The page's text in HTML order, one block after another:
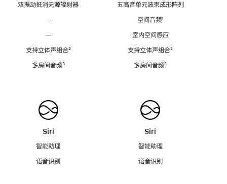
双振动抵消无源辐射器
—
—
支持立体声组合脚
²
多房间音频脚
³
Siri
智能助理
语音识别
五高音单元波束成形阵列
空间音频脚
¹
室内空间感应
支持立体声组合脚
²
多房间音频脚
³
Siri
智能助理
语音识别